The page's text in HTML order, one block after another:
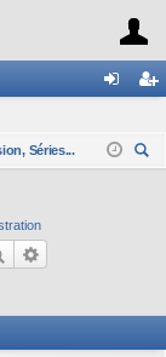
ne cri
Séries...